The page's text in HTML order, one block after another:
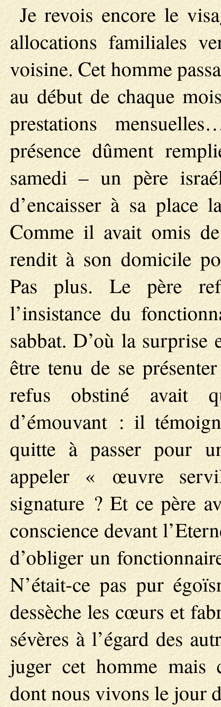
Je revois encore le
allocations familiales
voisine. Cet homme
au début de chaque
prestations
présence dûment
samedi – un père
d’encaisser à sa place
Comme il avait omis
rendit à son domicile
Pas plus. Le père
l’insistance du
sabbat. D’où la
être tenu de se
refus obstiné avait
d’émouvant : il
quitte à passer pour
appeler « œuvre
signature ? Et ce père
conscience devant
d’obliger un
N’était-ce pas pur
dessèche les cœurs et
sévères à l’égard des
juger cet homme mais
dont nous vivons le jour